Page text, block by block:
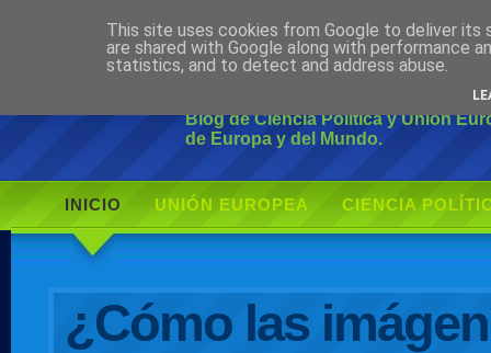
Ciudadano
Blog de Ciencia Política y Unión
de Europa y del Mundo.
INICIO UNIÓN EUROPEA CIENCIA
¿Cómo las
This site uses cookies from Google to deliver its
are shared with Google along with performance
statistics, and to detect and address abuse.